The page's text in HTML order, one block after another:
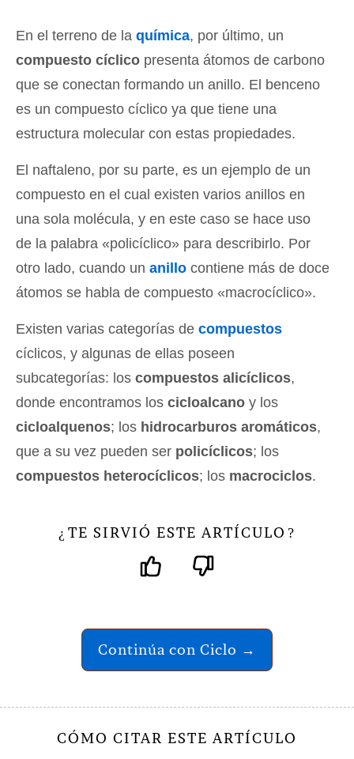
En el terreno de la química, por último, un
compuesto cíclico presenta átomos de carbono
que se conectan formando un anillo. El benceno
es un compuesto cíclico ya que tiene una
estructura molecular con estas propiedades.
El naftaleno, por su parte, es un ejemplo de un
compuesto en el cual existen varios anillos en
una sola molécula, y en este caso se hace uso
de la palabra «policíclico» para describirlo. Por
otro lado, cuando un anillo contiene más de doce
átomos se habla de compuesto «macrocíclico».
Existen varias categorías de compuestos
cíclicos, y algunas de ellas poseen
subcategorías: los compuestos alicíclicos,
donde encontramos los cicloalcano y los
cicloalquenos; los hidrocarburos aromáticos,
que a su vez pueden ser policíclicos; los
compuestos heterocíclicos; los macrociclos.
¿ TE SIRVIÓ ESTE ARTÍCULO ?
Continúa con Ciclo →
CÓMO CITAR ESTE ARTÍCULO